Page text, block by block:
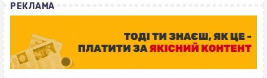
РЕКЛАМА